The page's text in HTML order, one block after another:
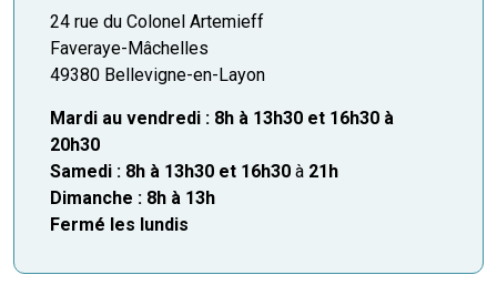
24 rue du Colonel Artemieff
Faveraye-Mâchelles
49380 Bellevigne-en-Layon
Mardi au vendredi : 8h à 13h30 et 16h30 à
20h30
Samedi : 8h à 13h30 et 16h30 à 21h
Dimanche : 8h à 13h
Fermé les lundis